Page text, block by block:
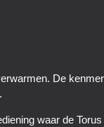
De
waar de